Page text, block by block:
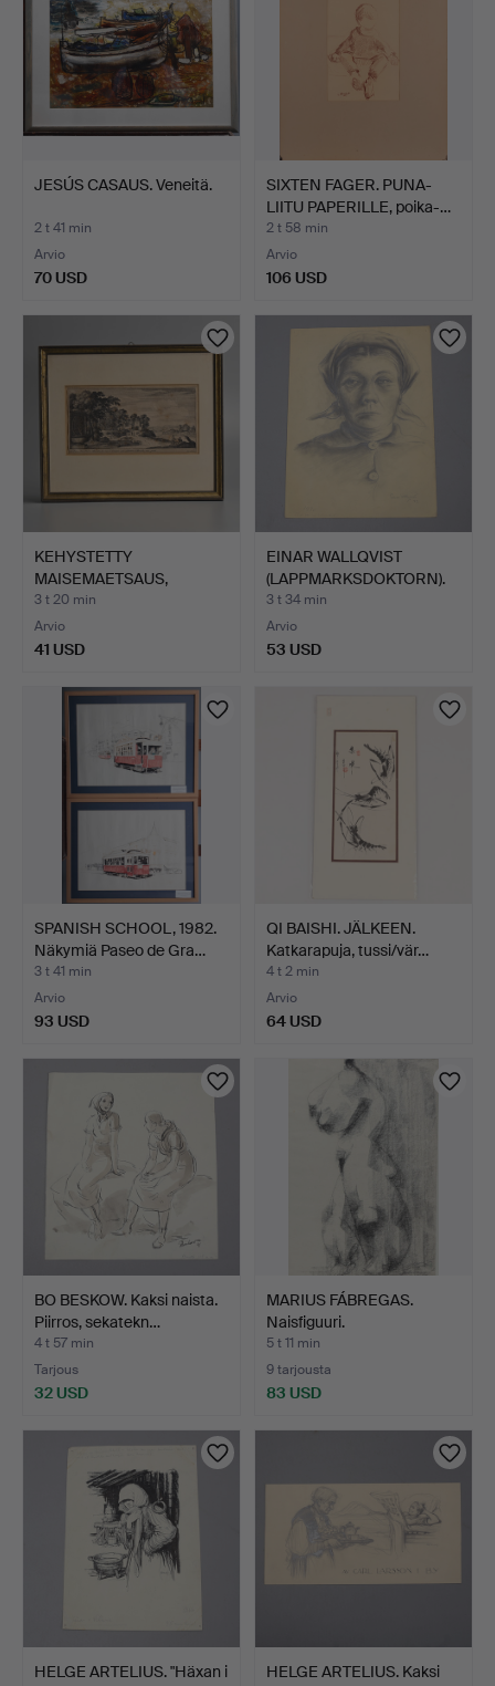
JESÚS CASAUS. Veneitä.
2 t 41 min
Arvio
70 USD
SIXTEN FAGER. PUNA-
LIITU PAPERILLE, poika-…
2 t 58 min
Arvio
106 USD
KEHYSTETTY
MAISEMAETSAUS,
PERELLE, JULKAIS…
3 t 20 min
Arvio
41 USD
EINAR WALLQVIST
(LAPPMARKSDOKTORN).
Naismu…
3 t 34 min
Arvio
53 USD
SPANISH SCHOOL, 1982.
Näkymiä Paseo de Gra…
3 t 41 min
Arvio
93 USD
QI BAISHI. JÄLKEEN.
Katkarapuja, tussi/vär…
4 t 2 min
Arvio
64 USD
BO BESKOW. Kaksi naista.
Piirros, sekatekn…
4 t 57 min
Tarjous
32 USD
MARIUS FÁBREGAS.
Naisfiguuri.
5 t 11 min
9 tarjousta
83 USD
HELGE ARTELIUS. "Häxan i
HELGE ARTELIUS. Kaksi